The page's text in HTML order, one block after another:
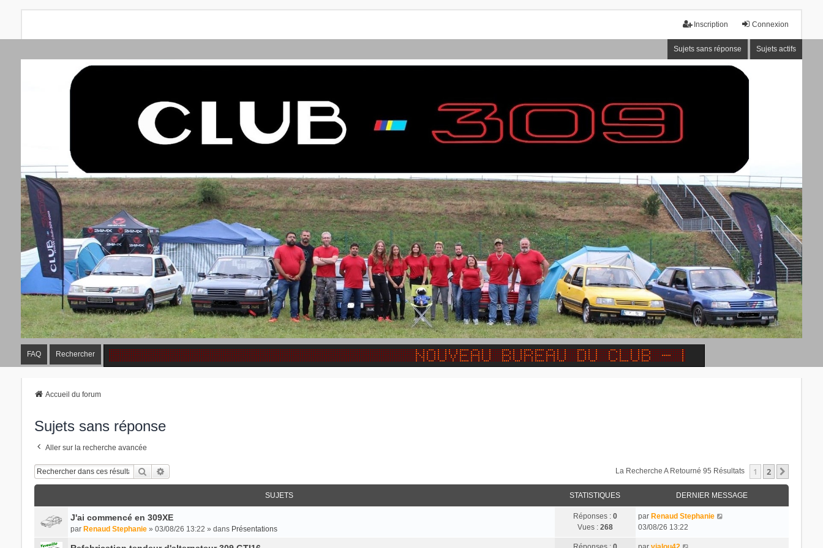
Connexion
Inscription
Sujets sans réponse Sujets actifs
FAQ Rechercher
Accueil du forum
Sujets sans réponse
Aller sur la recherche avancée
Rechercher La Recherche A Retourné 95 Résultats 1 2
SUJETS STATISTIQUES DERNIER MESSAGE
J'ai commencé en 309XE
par Renaud Stephanie» 03/08/26 13:22 » dans Présentations
Réponses : 0
Vues : 268
par Renaud Stephanie
03/08/26 13:22